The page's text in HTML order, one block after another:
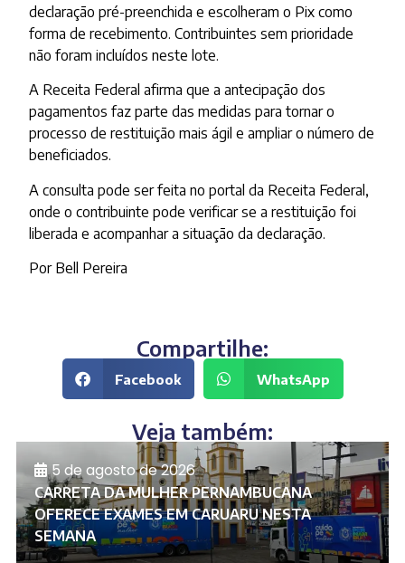
declaração pré-preenchida e escolheram o Pix como
forma de recebimento. Contribuintes sem prioridade
não foram incluídos neste lote.
A Receita Federal afirma que a antecipação dos
pagamentos faz parte das medidas para tornar o
processo de restituição mais ágil e ampliar o número de
beneficiados.
A consulta pode ser feita no portal da Receita Federal,
onde o contribuinte pode verificar se a restituição foi
liberada e acompanhar a situação da declaração.
Por Bell Pereira
Compartilhe:
Facebook WhatsApp
Veja também:
5 de agosto de 2026
CARRETA DA MULHER PERNAMBUCANA
OFERECE EXAMES EM CARUARU NESTA
SEMANA